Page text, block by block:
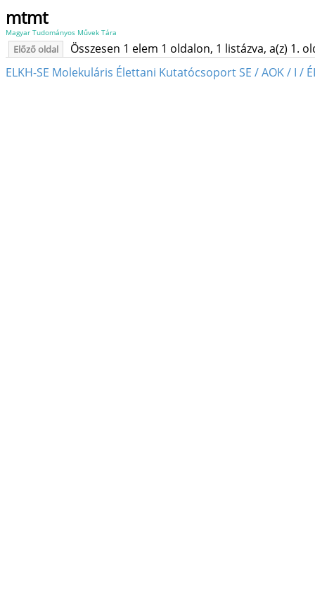
mtmt
Magyar Tudományos Művek Tára
Előző oldal
Összesen 1 elem 1 oldalon, 1 listázva, a(z) 1.
ELKH-SE Molekuláris Élettani Kutatócsoport SE / AOK / I /